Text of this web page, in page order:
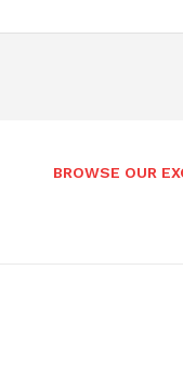
BROWSE OUR